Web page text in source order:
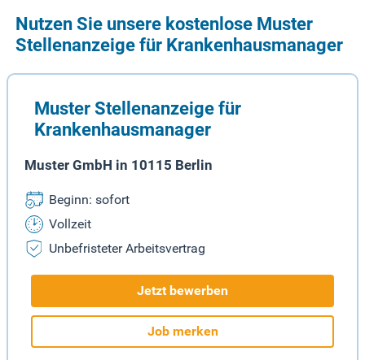
Nutzen Sie unsere kostenlose Muster
Stellenanzeige für Krankenhausmanager
Muster Stellenanzeige für
Krankenhausmanager
Muster GmbH in 10115 Berlin
Beginn: sofort
Vollzeit
Unbefristeter Arbeitsvertrag
Jetzt bewerben
Job merken